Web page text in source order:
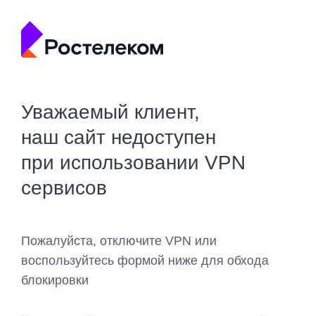
Уважаемый клиент,
наш сайт недоступен
при использовании VPN
сервисов
Пожалуйста, отключите VPN или
воспользуйтесь формой ниже для обхода
блокировки